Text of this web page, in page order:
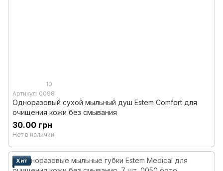
10
Артикул: 0098
Одноразовый сухой мыльный душ Estem Comfort для
очищения кожи без смывания
30.00 грн
Нет в наличии
Хит